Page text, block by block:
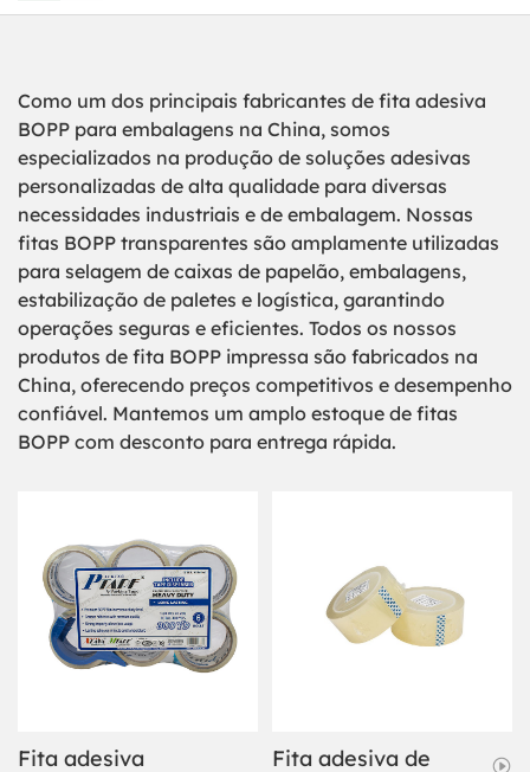
Como um dos principais fabricantes de fita adesiva
BOPP para embalagens na China, somos
especializados na produção de soluções adesivas
personalizadas de alta qualidade para diversas
necessidades industriais e de embalagem. Nossas
fitas BOPP transparentes são amplamente utilizadas
para selagem de caixas de papelão, embalagens,
estabilização de paletes e logística, garantindo
operações seguras e eficientes. Todos os nossos
produtos de fita BOPP impressa são fabricados na
China, oferecendo preços competitivos e desempenho
confiável. Mantemos um amplo estoque de fitas
BOPP com desconto para entrega rápida.
Fita adesiva
Fita adesiva de